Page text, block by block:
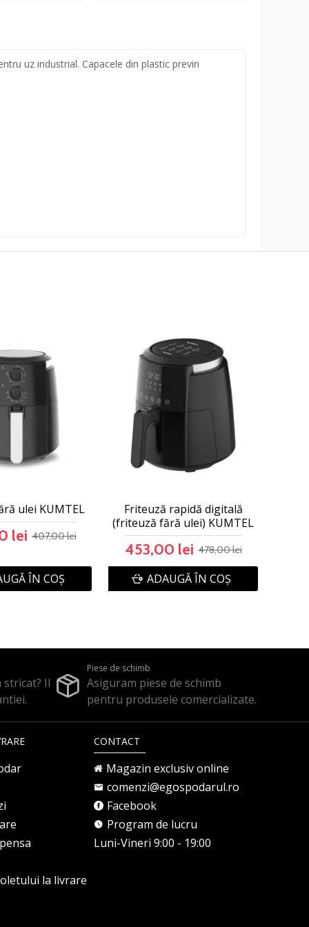
uz industrial. Capacele din plastic previn
ulei KUMTEL
lei 407,00 lei
ÎN COŞ
Friteuză rapidă digitală
(friteuză fără ulei) KUMTEL
453,00 lei 478,00 lei
ADAUGĂ ÎN COŞ
stricat? Il
Piese de schimb
Asiguram piese de schimb
pentru produsele comercializate.
la livrare
CONTACT
Magazin exclusiv online
comenzi@egospodarul.ro
Facebook
Program de lucru
Luni-Vineri 9:00 - 19:00